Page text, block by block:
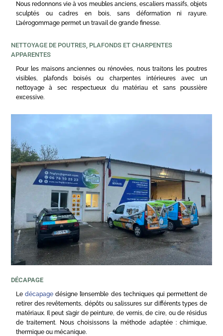
Nous redonnons vie à vos meubles anciens, escaliers massifs, objets
sculptés ou cadres en bois, sans déformation ni rayure.
L’aérogommage permet un travail de grande finesse.
NETTOYAGE DE POUTRES, PLAFONDS ET CHARPENTES
APPARENTES
Pour les maisons anciennes ou rénovées, nous traitons les poutres
visibles, plafonds boisés ou charpentes intérieures avec un
nettoyage à sec respectueux du matériau et sans poussière
excessive.
DÉCAPAGE
Ledécapage désigne l’ensemble des techniques qui permettent de
retirer des revêtements, dépôts ou salissures sur différents types de
matériaux. Il peut s’agir de peinture, de vernis, de cire, ou de résidus
de traitement. Nous choisissons la méthode adaptée : chimique,
thermique ou mécanique.